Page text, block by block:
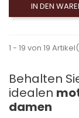
IN DEN
1 - 19 von 19
Behalten
idealen
damen